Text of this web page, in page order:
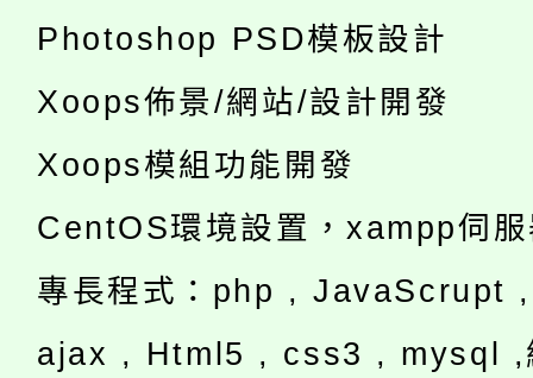
Photoshop PSD模板設計
Xoops佈景/網站/設計開發
Xoops模組功能開發
CentOS環境設置，xampp伺
專長程式：php , JavaScrupt
ajax , Html5 , css3 , mysql ,